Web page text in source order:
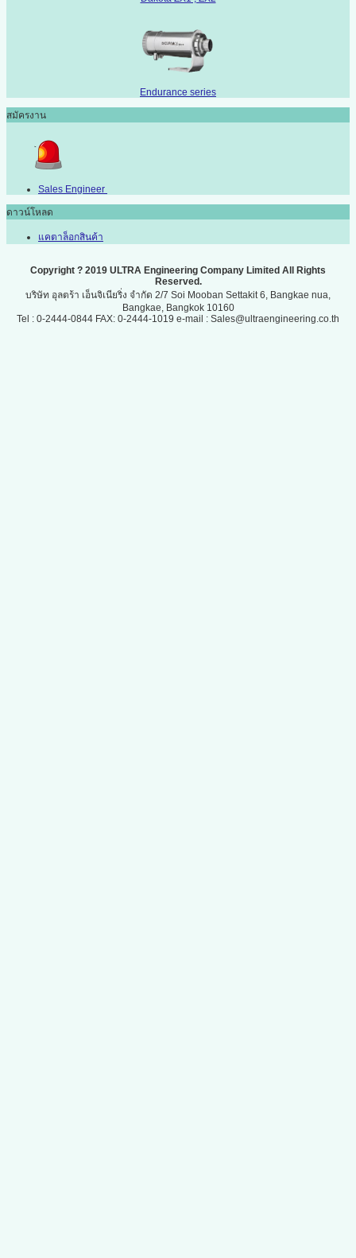
Endurance series
สมัครงาน
Sales Engineer
ดาวน์โหลด
แคตาล็อกสินค้า
Copyright ? 2019 ULTRA Engineering Company Limited All Rights
Reserved.
บริษัท อุลตร้า เอ็นจิเนียริ่ง จำกัด 2/7 Soi Mooban Settakit 6, Bangkae nua,
Bangkae, Bangkok 10160
Tel : 0-2444-0844 FAX: 0-2444-1019 e-mail : Sales@ultraengineering.co.th